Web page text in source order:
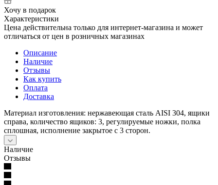
Хочу в подарок
Характеристики
Цена действительна только для интернет-магазина и может
отличаться от цен в розничных магазинах
Описание
Наличие
Отзывы
Как купить
Оплата
Доставка
Материал изготовления: нержавеющая сталь AISI 304, ящики
справа, количество ящиков: 3, регулируемые ножки, полка
сплошная, исполнение закрытое с 3 сторон.
Наличие
Отзывы